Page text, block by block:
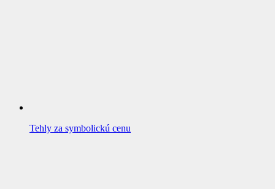
Tehly za symbolickú cenu